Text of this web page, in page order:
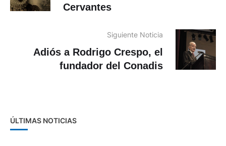
Cervantes
Siguiente Noticia
Adiós a Rodrigo Crespo, el
fundador del Conadis
ÚLTIMAS NOTICIAS